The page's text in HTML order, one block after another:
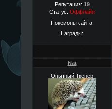
Репутация: 19
Статус: Оффлайн
Покемоны сайта:
Награды:
Nat
Опытный Тренер